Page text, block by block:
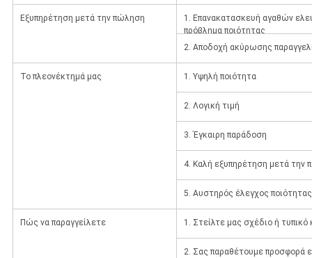
Εξυπηρέτηση μετά την πώληση
1. Επανακατασκευή αγαθών
πρόβλημα ποιότητας
2. Αποδοχή ακύρωσης
Το πλεονέκτημά μας 1. Υψηλή ποιότητα
2. Λογική τιμή
3. Έγκαιρη παράδοση
4. Καλή εξυπηρέτηση μετά την
5. Αυστηρός έλεγχος ποιότητας
Πώς να παραγγείλετε 1. Στείλτε μας σχέδιο ή
2. Σας παραθέτουμε προσφορά